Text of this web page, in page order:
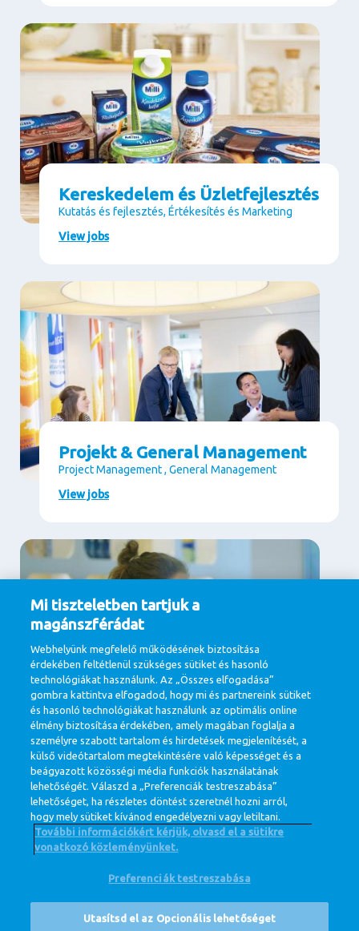
Kereskedelem és Üzletfejlesztés
Kutatás és fejlesztés, Értékesítés és Marketing
View jobs
Projekt & General Management
Project Management , General Management
View jobs
Támogató területek
Kommunikáció, HR, Informatika & Digitális
technológia , Jog, Beszerzés
View jobs
Cookie SettingsCorporate Site
Mi tiszteletben tartjuk a
magánszférádat
Webhelyünk megfelelő működésének biztosítása
érdekében feltétlenül szükséges sütiket és hasonló
technológiákat használunk. Az „Összes elfogadása”
gombra kattintva elfogadod, hogy mi és partnereink sütiket
és hasonló technológiákat használunk az optimális online
élmény biztosítása érdekében, amely magában foglalja a
személyre szabott tartalom és hirdetések megjelenítését, a
külső videótartalom megtekintésére való képességet és a
beágyazott közösségi média funkciók használatának
lehetőségét. Válaszd a „Preferenciák testreszabása”
lehetőséget, ha részletes döntést szeretnél hozni arról,
hogy mely sütiket kívánod engedélyezni vagy letiltani.
További információkért kérjük, olvasd el a sütikre
vonatkozó közleményünket.
Preferenciák testreszabása
Utasítsd el az Opcionális lehetőséget